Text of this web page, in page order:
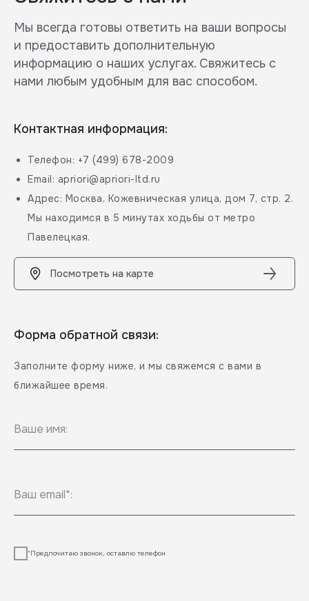
Мы всегда готовы ответить на ваши вопросы
и предоставить дополнительную
информацию о наших услугах. Свяжитесь с
нами любым удобным для вас способом.
Контактная информация:
Телефон: +7 (499) 678-2009
Email: apriori@apriori-ltd.ru
Адрес: Москва, Кожевническая улица, дом 7, стр. 2.
Мы находимся в 5 минутах ходьбы от метро
Павелецкая.
Посмотреть на карте
Форма обратной связи:
Заполните форму ниже, и мы свяжемся с вами в
ближайшее время.
Ваше имя:
Ваш email*:
*Предпочитаю звонок, оставлю телефон